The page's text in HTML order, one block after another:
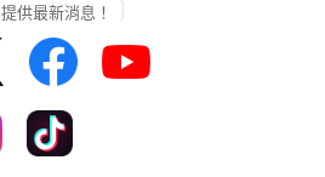
提供最新消息！